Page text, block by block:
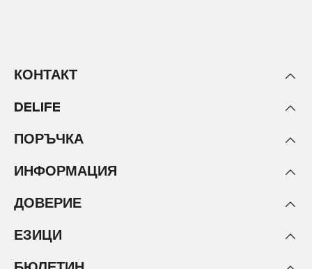
КОНТАКТ
DELIFE
ПОРЪЧКА
ИНФОРМАЦИЯ
ДОВЕРИЕ
ЕЗИЦИ